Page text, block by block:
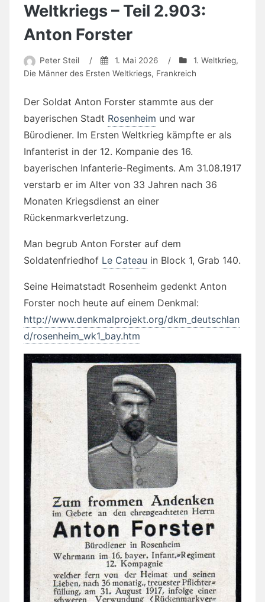
Weltkriegs – Teil 2.903:
Anton Forster
Peter Steil / 1. Mai 2026 / 1. Weltkrieg,
Die Männer des Ersten Weltkriegs, Frankreich
Der Soldat Anton Forster stammte aus der
bayerischen Stadt Rosenheim und war
Bürodiener. Im Ersten Weltkrieg kämpfte er als
Infanterist in der 12. Kompanie des 16.
bayerischen Infanterie-Regiments. Am 31.08.1917
verstarb er im Alter von 33 Jahren nach 36
Monaten Kriegsdienst an einer
Rückenmarkverletzung.
Man begrub Anton Forster auf dem
Soldatenfriedhof Le Cateau in Block 1, Grab 140.
Seine Heimatstadt Rosenheim gedenkt Anton
Forster noch heute auf einem Denkmal:
http://www.denkmalprojekt.org/dkm_deutschlan
d/rosenheim_wk1_bay.htm